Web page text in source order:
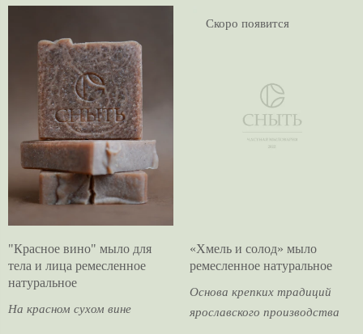
"Красное вино" мыло для
тела и лица ремесленное
натуральное
На красном сухом вине
Скоро появится
«Хмель и солод» мыло
ремесленное натуральное
Основа крепких традиций
ярославского производства